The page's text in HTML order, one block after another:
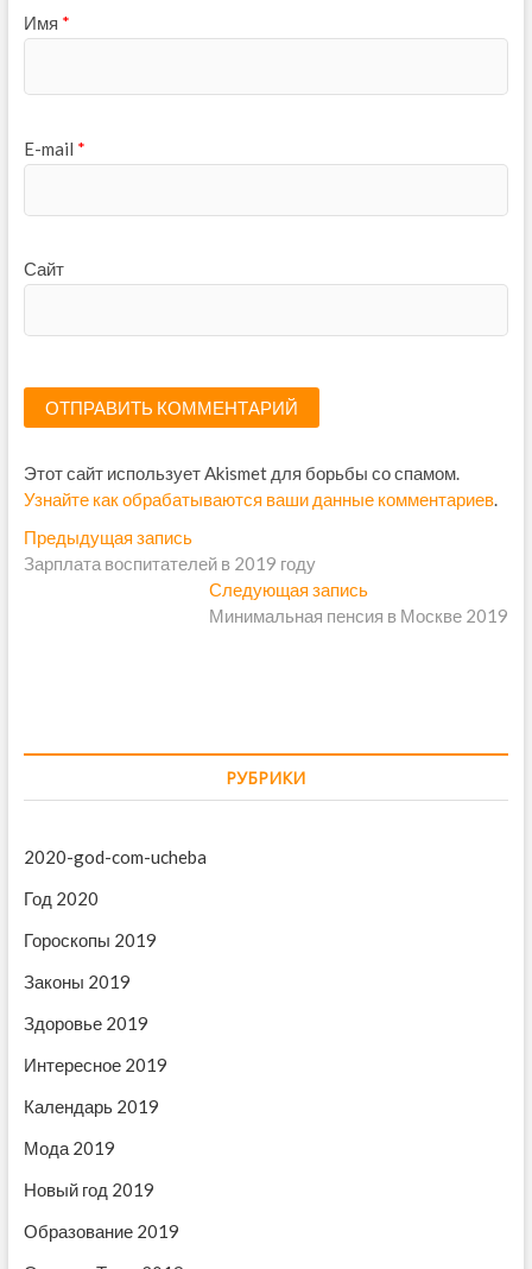
Имя *
E-mail *
Сайт
Этот сайт использует Akismet для борьбы со спамом.
Узнайте как обрабатываются ваши данные комментариев.
Н
а
и
я
п
о
з
а
п
и
с
я
м
Предыдущая записьП
р
з
п
Зарплата воспитателей в 2019 году
Следующая запись
л
я
Минимальная пенсия в Москве 2019
РУБРИКИ
2020-god-com-ucheba
Год 2020
Гороскопы 2019
Законы 2019
Здоровье 2019
Интересное 2019
Календарь 2019
Мода 2019
Новый год 2019
Образование 2019